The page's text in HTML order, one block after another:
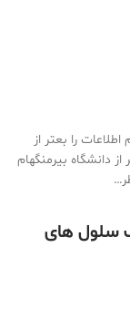
را بعتر از
دانشگاه بیرمنگهام
سلول های